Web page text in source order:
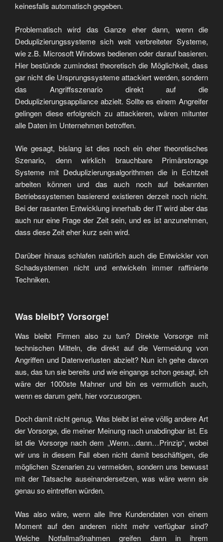
keinesfalls automatisch gegeben.
Problematisch wird das Ganze eher dann, wenn die
Deduplizierungssysteme sich weit verbreiteter Systeme,
wie z.B. Microsoft Windows bedienen oder darauf basieren.
Hier bestünde zumindest theoretisch die Möglichkeit, dass
gar nicht die Ursprungssysteme attackiert werden, sondern
das Angriffsszenario direkt auf die
Deduplizierungsappliance abzielt. Sollte es einem Angreifer
gelingen diese erfolgreich zu attackieren, wären mitunter
alle Daten im Unternehmen betroffen.
Wie gesagt, bislang ist dies noch ein eher theoretisches
Szenario, denn wirklich brauchbare Primärstorage
Systeme mit Deduplizierungsalgorithmen die in Echtzeit
arbeiten können und das auch noch auf bekannten
Betriebssystemen basierend existieren derzeit noch nicht.
Bei der rasanten Entwicklung innerhalb der IT wird aber das
auch nur eine Frage der Zeit sein, und es ist anzunehmen,
dass diese Zeit eher kurz sein wird.
Darüber hinaus schlafen natürlich auch die Entwickler von
Schadsystemen nicht und entwickeln immer raffinierte
Techniken.
Was bleibt? Vorsorge!
Was bleibt Firmen also zu tun? Direkte Vorsorge mit
technischen Mitteln, die direkt auf die Vermeidung von
Angriffen und Datenverlusten abzielt? Nun ich gehe davon
aus, das tun sie bereits und wie eingangs schon gesagt, ich
wäre der 1000ste Mahner und bin es vermutlich auch,
wenn es darum geht, hier vorzusorgen.
Doch damit nicht genug. Was bleibt ist eine völlig andere Art
der Vorsorge, die meiner Meinung nach unabdingbar ist. Es
ist die Vorsorge nach dem „Wenn…dann…Prinzip“, wobei
wir uns in diesem Fall eben nicht damit beschäftigen, die
möglichen Szenarien zu vermeiden, sondern uns bewusst
mit der Tatsache auseinandersetzen, was wäre wenn sie
genau so eintreffen würden.
Was also wäre, wenn alle Ihre Kundendaten von einem
Moment auf den anderen nicht mehr verfügbar sind?
Welche Notfallmaßnahmen greifen dann in ihrem